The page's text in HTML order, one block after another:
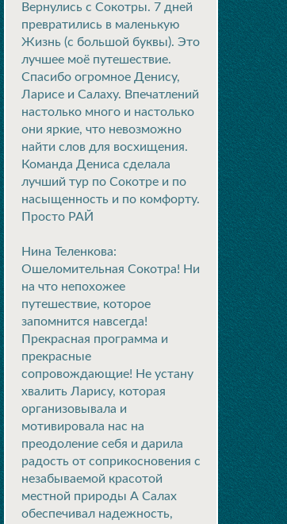
Вернулись с Сокотры. 7 дней
превратились в маленькую
Жизнь (с большой буквы). Это
лучшее моё путешествие.
Спасибо огромное Денису,
Ларисе и Салаху. Впечатлений
настолько много и настолько
они яркие, что невозможно
найти слов для восхищения.
Команда Дениса сделала
лучший тур по Сокотре и по
насыщенность и по комфорту.
Просто РАЙ
Нина Теленкова:
Ошеломительная Сокотра! Ни
на что непохожее
путешествие, которое
запомнится навсегда!
Прекрасная программа и
прекрасные
сопровождающие! Не устану
хвалить Ларису, которая
организовывала и
мотивировала нас на
преодоление себя и дарила
радость от соприкосновения с
незабываемой красотой
местной природы А Салах
обеспечивал надежность,